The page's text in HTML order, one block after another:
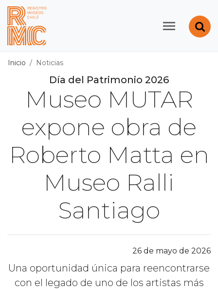
Contenido principal
Registro de Museos
Inicio Noticias
Día del Patrimonio 2026
Museo MUTAR
expone obra de
Roberto Matta en
Museo Ralli
Santiago
26 de mayo de 2026
Una oportunidad única para reencontrarse
con el legado de uno de los artistas más